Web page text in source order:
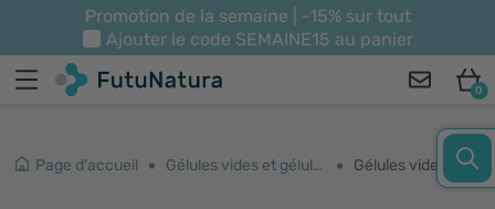
Promotion de la semaine | -15% sur tout
Ajouter le code SEMAINE15 au panier
0
Page d'accueil Gélules vides et géluliers Gélules vides 00 - vegan